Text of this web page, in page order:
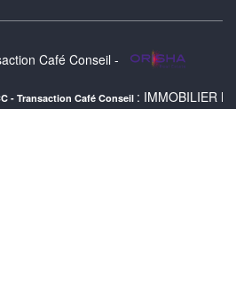
Café Conseil -
Café Conseil : IMMOBILIER